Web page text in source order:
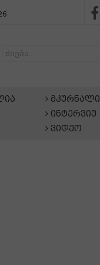
მკურნალი
ინტერვიუ
ვიდეო